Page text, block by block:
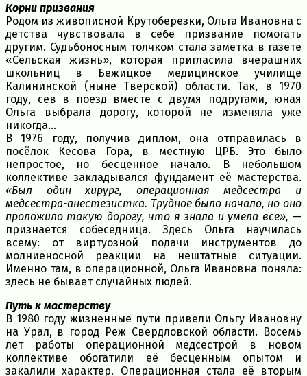
Корни призвания
Родом из живописной Крутоберезки, Ольга Ивановна с
детства чувствовала в себе призвание помогать
другим. Судьбоносным толчком стала заметка в газете
«Сельская жизнь», которая пригласила вчерашних
школьниц в Бежицкое медицинское училище
Калининской (ныне Тверской) области. Так, в 1970
году, сев в поезд вместе с двумя подругами, юная
Ольга выбрала дорогу, которой не изменяла уже
никогда…
В 1976 году, получив диплом, она отправилась в
посёлок Кесова Гора, в местную ЦРБ. Это было
непростое, но бесценное начало. В небольшом
коллективе закладывался фундамент её мастерства.
«Был один хирург, операционная медсестра и
медсестра-анестезистка. Трудное было начало, но оно
проложило такую дорогу, что я знала и умела все», —
признается собеседница. Здесь Ольга научилась
всему: от виртуозной подачи инструментов до
молниеносной реакции на нештатные ситуации.
Именно там, в операционной, Ольга Ивановна поняла:
здесь не бывает случайных людей.
Путь к мастерству
В 1980 году жизненные пути привели Ольгу Ивановну
на Урал, в город Реж Свердловской области. Восемь
лет работы операционной медсестрой в новом
коллективе обогатили её бесценным опытом и
закалили характер. Операционная стала её вторым